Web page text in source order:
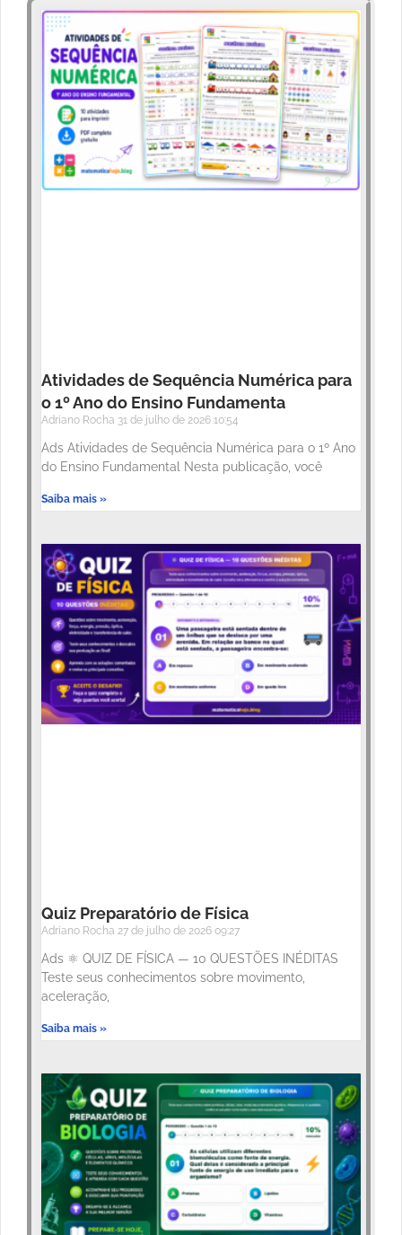
Atividades de Sequência Numérica para
o 1º Ano do Ensino Fundamenta
Adriano Rocha 31 de julho de 2026 10:54
Ads Atividades de Sequência Numérica para o 1º Ano
do Ensino Fundamental Nesta publicação, você
Saiba mais »
Quiz Preparatório de Física
Adriano Rocha 27 de julho de 2026 09:27
Ads ⚛️ QUIZ DE FÍSICA — 10 QUESTÕES INÉDITAS
Teste seus conhecimentos sobre movimento,
aceleração,
Saiba mais »